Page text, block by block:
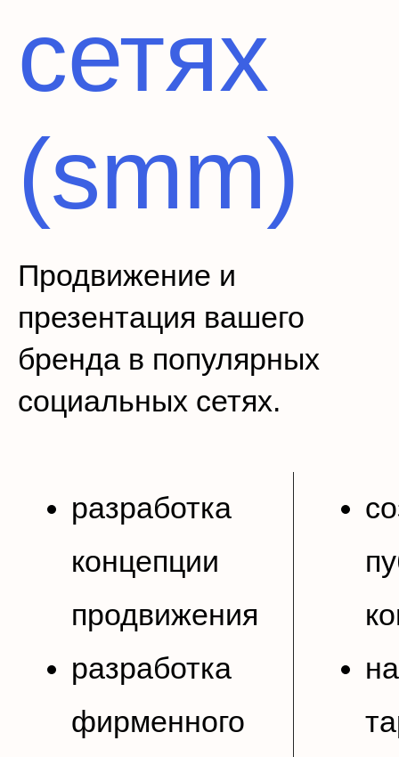
сетях
(smm)
Продвижение и
презентация вашего
бренда в популярных
социальных сетях.
разработка
концепции
продвижения
разработка
фирменного